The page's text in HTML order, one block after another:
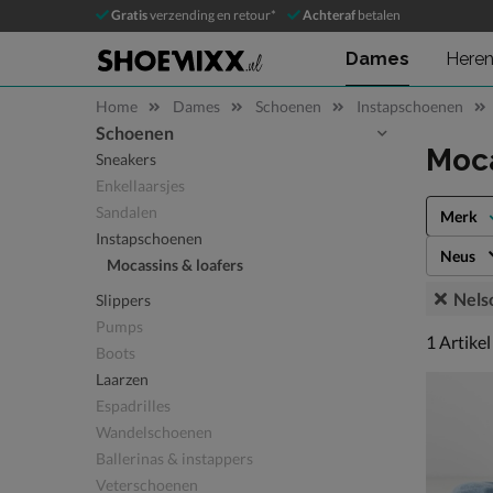
Gratisverzending en retour* Achteraf betalen
Dames Heren
Home Dames Schoenen Instapschoenen
Sla categorieën over
Schoenen
Sneakers
Enkellaarsjes
Sandalen
Instapschoenen
Mocassins & loafers
Slippers
Pumps
Boots
Laarzen
Espadrilles
Wandelschoenen
Ballerinas & instappers
Veterschoenen
Merk
Neus
1 artikel
1 Artikel